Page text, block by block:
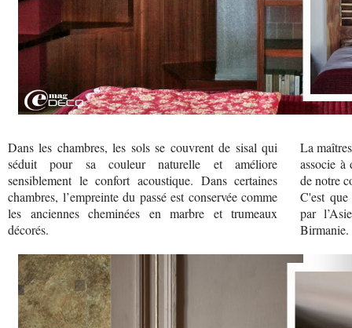
Dans les chambres, les sols se couvrent de sisal qui
séduit pour sa couleur naturelle et améliore
sensiblement le confort acoustique. Dans certaines
chambres, l’empreinte du passé est conservée comme
les anciennes cheminées en marbre et trumeaux
décorés.
La
associe à
de notre
C'est
par
Birmanie.